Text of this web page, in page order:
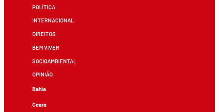
POLÍTICA
INTERNACIONAL
DIREITOS
BEM VIVER
SOCIOAMBIENTAL
OPINIÃO
Bahia
Ceará